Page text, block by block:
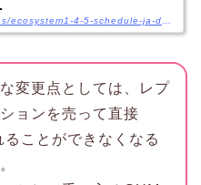
変更点としては、レプ
ョンを売って直接
ことができなくなる